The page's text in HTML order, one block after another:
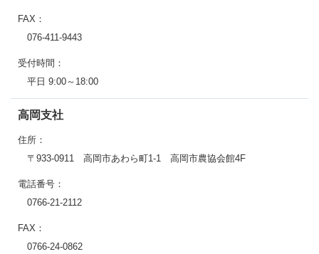
FAX：
076-411-9443
受付時間：
平日 9:00～18:00
高岡支社
住所：
〒933-0911 高岡市あわら町1-1 高岡市農協会館4F
電話番号：
0766-21-2112
FAX：
0766-24-0862